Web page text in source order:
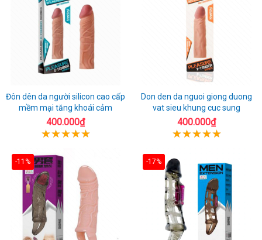
Đôn dên da người silicon cao cấp
mềm mại tăng khoái cảm
400.000₫
Don den da nguoi giong duong
vat sieu khung cuc sung
400.000₫
-11% -17%